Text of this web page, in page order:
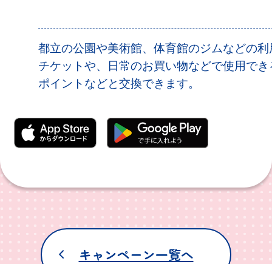
都立の公園や美術館、体育館のジムなどの利
チケットや、日常のお買い物などで使用でき
ポイントなどと交換できます。
キャンペーン一覧へ